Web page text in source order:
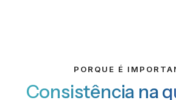
PORQUE É
Consistência na